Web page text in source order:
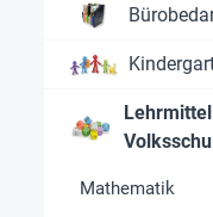
Mathematik